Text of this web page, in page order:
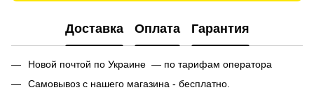
Доставка Оплата Гарантия
Новой почтой по Украине — по тарифам оператора
Самовывоз с нашего магазина - бесплатно.